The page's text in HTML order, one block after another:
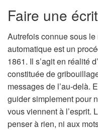
Faire une
Autrefois connue sous
automatique est un
1861. Il s’agit en réalité
constituée de
messages de l’au-delà.
guider simplement pour
vous viennent à l’esprit.
penser à rien, ni aux